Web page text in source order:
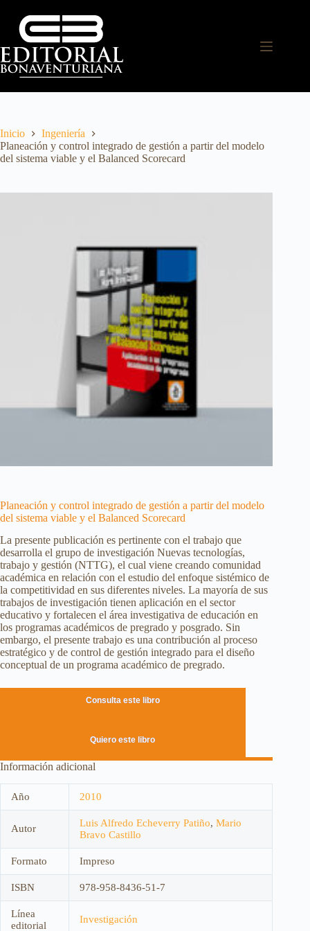
Inicio
Ingeniería
Planeación y control integrado de gestión a partir del modelo
del sistema viable y el Balanced Scorecard
Planeación y control integrado de gestión a partir del modelo
del sistema viable y el Balanced Scorecard
La presente publicación es pertinente con el trabajo que
desarrolla el grupo de investigación Nuevas tecnologías,
trabajo y gestión (NTTG), el cual viene creando comunidad
académica en relación con el estudio del enfoque sistémico de
la competitividad en sus diferentes niveles. La mayoría de sus
trabajos de investigación tienen aplicación en el sector
educativo y fortalecen el área investigativa de educación en
los programas académicos de pregrado y posgrado. Sin
embargo, el presente trabajo es una contribución al proceso
estratégico y de control de gestión integrado para el diseño
conceptual de un programa académico de pregrado.
Consulta este libro
Quiero este libro
Información adicional
Año 2010
Autor Luis Alfredo Echeverry Patiño, Mario
Bravo Castillo
Formato Impreso
ISBN 978-958-8436-51-7
Línea
editorial
Investigación